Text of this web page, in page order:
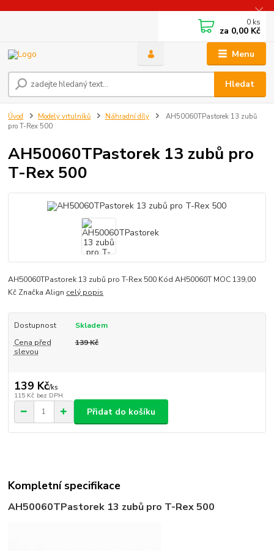
Menu
Hledat
0 ks
za 0,00 Kč
Úvod Modely vrtulníků Náhradní díly
AH50060TPastorek 13 zubů
pro T-Rex 500
AH50060TPastorek 13 zubů pro
T-Rex 500
AH50060TPastorek 13 zubů pro T-Rex 500 Kód AH50060T MOC 139,00
Kč Značka Align celý popis
Dostupnost
Skladem
Cena před
slevou
139 Kč
139 Kč/ks
115 Kč bez DPH
Přidat do košíku
Kompletní specifikace
AH50060TPastorek 13 zubů pro T-Rex 500